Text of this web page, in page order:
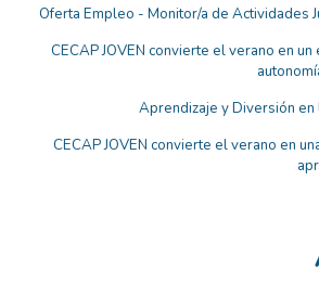
Oferta Empleo - Monitor/a de Actividades
CECAP JOVEN convierte el verano en
Aprendizaje y Diversión en
CECAP JOVEN convierte el verano en